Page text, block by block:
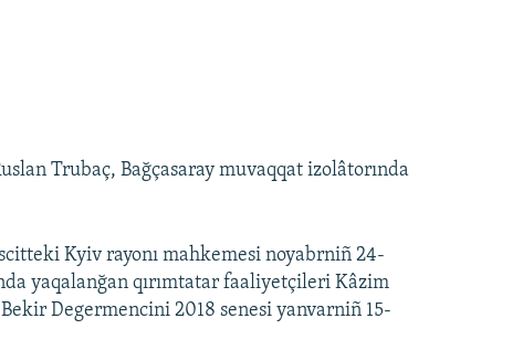
Trubaç, Bağçasaray muvaqqat izolâtorında
Kyiv rayonı mahkemesi noyabrniñ 24-
yaqalanğan qırımtatar faaliyetçileri Kâzim
Degermencini 2018 senesi yanvarniñ 15-